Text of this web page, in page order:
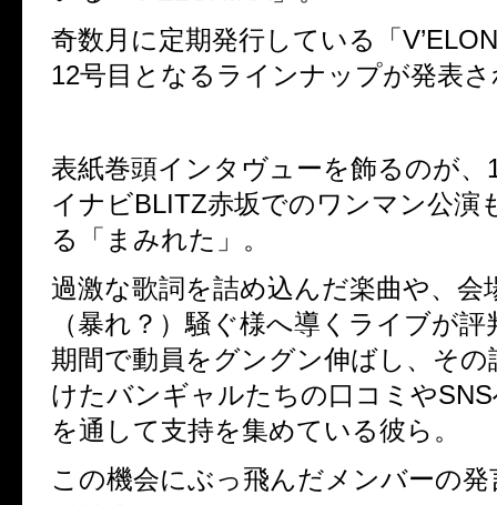
奇数月に定期発行している「
12号目となるラインナップが発表
表紙巻頭インタヴューを飾るのが、
イナビBLITZ赤坂でのワンマン公演
る「まみれた」。
過激な歌詞を詰め込んだ楽曲や、会
（暴れ？）騒ぐ様へ導くライブが
期間で動員をグングン伸ばし、その
けたバンギャルたちの口コミや
を通して支持を集めている彼ら。
この機会にぶっ飛んだメンバーの